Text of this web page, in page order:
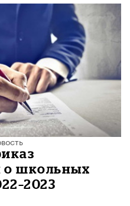
школьных